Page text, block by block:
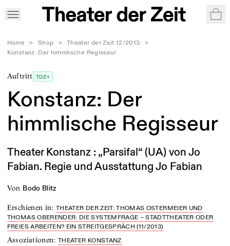
Home > Shop > Theater der Zeit 12/2013
>
Konstanz: Der himmlische Regisseur
Auftritt TDZ+
Konstanz: Der
himmlische Regisseur
Theater Konstanz : „Parsifal“ (UA) von Jo
Fabian. Regie und Ausstattung Jo Fabian
von Bodo Blitz
Erschienen in:THEATER DER ZEIT: THOMAS OSTERMEIER UND
THOMAS OBERENDER: DIE SYSTEMFRAGE – STADTTHEATER ODER
FREIES ARBEITEN? EIN STREITGESPRÄCH (11/2013)
Assoziationen:THEATER KONSTANZ